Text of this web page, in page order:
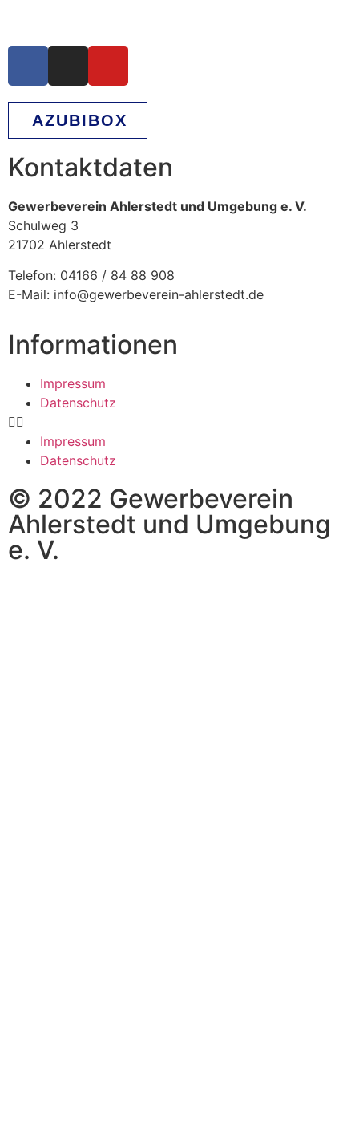
AZUBIBOX
Kontaktdaten
Gewerbeverein Ahlerstedt und Umgebung e. V.
Schulweg 3
21702 Ahlerstedt
Telefon: 04166 / 84 88 908
E-Mail: info@gewerbeverein-ahlerstedt.de
Informationen
Impressum
Datenschutz
Impressum
Datenschutz
© 2022 Gewerbeverein
Ahlerstedt und Umgebung
e. V.